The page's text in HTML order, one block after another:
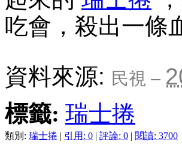
吃會，殺出一條
資料來源: 民視 –
標籤: 瑞士捲
類別: 瑞士捲 | 引用: 0 | 評論: 0 | 閱讀: 3700